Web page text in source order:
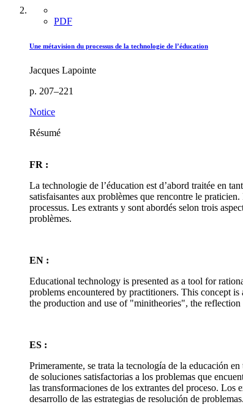
PDF
Une métavision du processus de la technologie de l’éducation
Jacques Lapointe
p. 207–221
Notice
Résumé
FR :
La technologie de l’éducation est d’abord traitée en
satisfaisantes aux problèmes que rencontre le
processus. Les extrants y sont abordés selon trois
problèmes.
EN :
Educational technology is presented as a tool for
problems encountered by practitioners. This concept
the production and use of "minitheories", the
ES :
Primeramente, se trata la tecnología de la educación
de soluciones satisfactorias a los problemas que
las transformaciones de los extrantes del proceso.
desarrollo de las estrategias de resolución de problemas.